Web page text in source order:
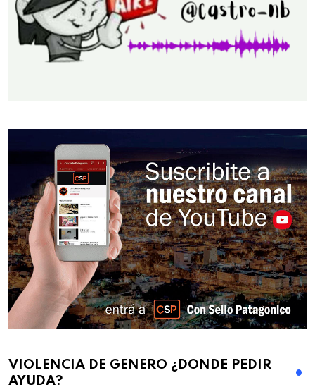
VIOLENCIA DE GENERO ¿DONDE PEDIR
AYUDA?